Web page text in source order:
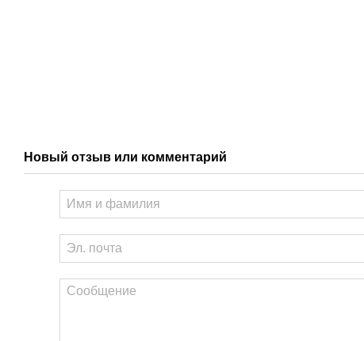
Новый отзыв или комментарий